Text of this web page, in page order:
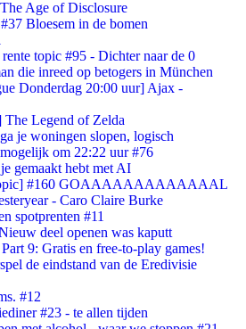
Age of Disclosure
Bloesem in de bomen
topic #95 - Dichter naar de 0
die inreed op betogers in München
Donderdag 20:00 uur] Ajax -
Legend of Zelda
je woningen slopen, logisch
om 22:22 uur #76
gemaakt hebt met AI
#160 GOAAAAAAAAAAAAAL
- Caro Claire Burke
spotprenten #11
deel openen was kaputt
9: Gratis en free-to-play games!
de eindstand van de Eredivisie
#12
#23 - te allen tijden